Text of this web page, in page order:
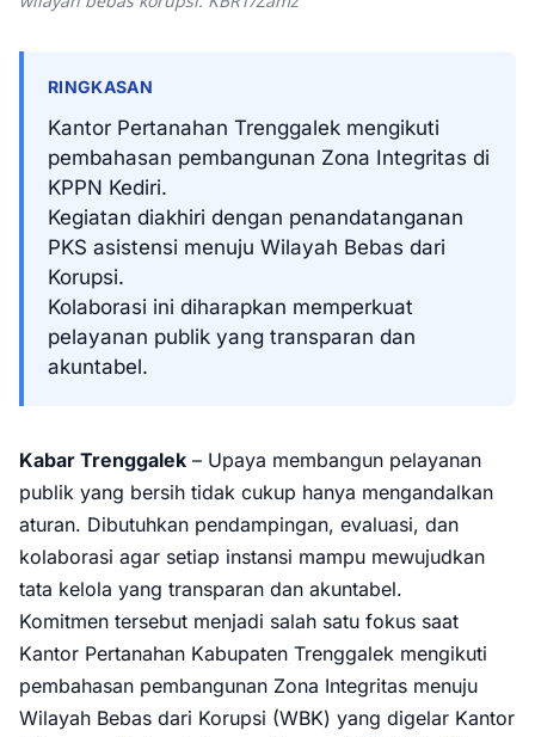
RINGKASAN
Kantor Pertanahan Trenggalek mengikuti
pembahasan pembangunan Zona Integritas di
KPPN Kediri.
Kegiatan diakhiri dengan penandatanganan
PKS asistensi menuju Wilayah Bebas dari
Korupsi.
Kolaborasi ini diharapkan memperkuat
pelayanan publik yang transparan dan
akuntabel.
Kabar Trenggalek – Upaya membangun pelayanan
publik yang bersih tidak cukup hanya mengandalkan
aturan. Dibutuhkan pendampingan, evaluasi, dan
kolaborasi agar setiap instansi mampu mewujudkan
tata kelola yang transparan dan akuntabel.
Komitmen tersebut menjadi salah satu fokus saat
Kantor Pertanahan Kabupaten Trenggalek mengikuti
pembahasan pembangunan Zona Integritas menuju
Wilayah Bebas dari Korupsi (WBK) yang digelar Kantor